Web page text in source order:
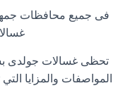
فى جميع محافظات
تحظى غسالات جولدى
المواصفات والمزايا